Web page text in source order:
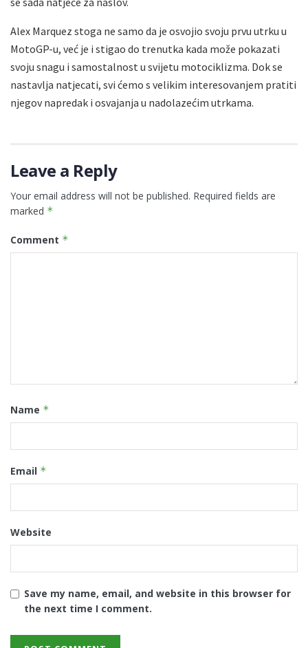
Alex Marquez stoga ne samo da je osvojio svoju prvu utrku u
MotoGP-u, već je i stigao do trenutka kada može pokazati
svoju snagu i samostalnost u svijetu motociklizma. Dok se
nastavlja natjecati, svi ćemo s velikim interesovanjem pratiti
njegov napredak i osvajanja u nadolazećim utrkama.
Leave a Reply
Your email address will not be published. Required fields are
marked *
Comment *
Name *
Email *
Website
Save my name, email, and website in this browser for
the next time I comment.